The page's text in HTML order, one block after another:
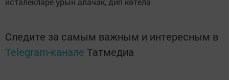
Следите за самым важным и интересным в
Telegram-канале Татмедиа